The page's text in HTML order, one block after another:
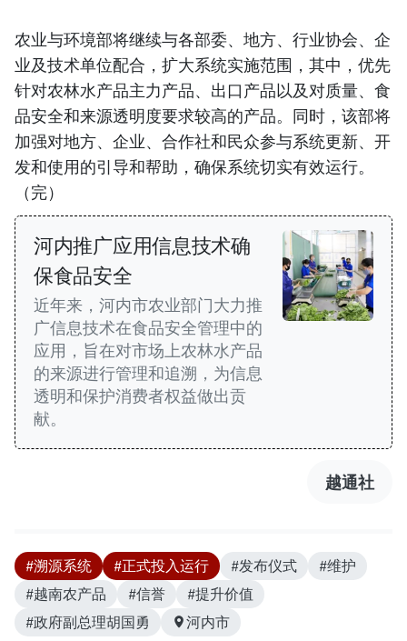
农业与环境部将继续与各部委、地方、行业协会、企
业及技术单位配合，扩大系统实施范围，其中，优先
针对农林水产品主力产品、出口产品以及对质量、食
品安全和来源透明度要求较高的产品。同时，该部将
加强对地方、企业、合作社和民众参与系统更新、开
发和使用的引导和帮助，确保系统切实有效运行。
（完）
河内推广应用信息技术确
保食品安全
近年来，河内市农业部门大力推
广信息技术在食品安全管理中的
应用，旨在对市场上农林水产品
的来源进行管理和追溯，为信息
透明和保护消费者权益做出贡
献。
越通社
#溯源系统 #正式投入运行 #发布仪式
#维护
#越南农产品
#信誉
#提升价值
#政府副总理胡国勇
河内市